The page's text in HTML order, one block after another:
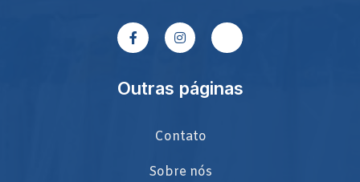
Outras páginas
Contato
Sobre nós